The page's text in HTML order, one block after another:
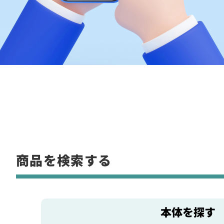
商品を検索する
本体を探す